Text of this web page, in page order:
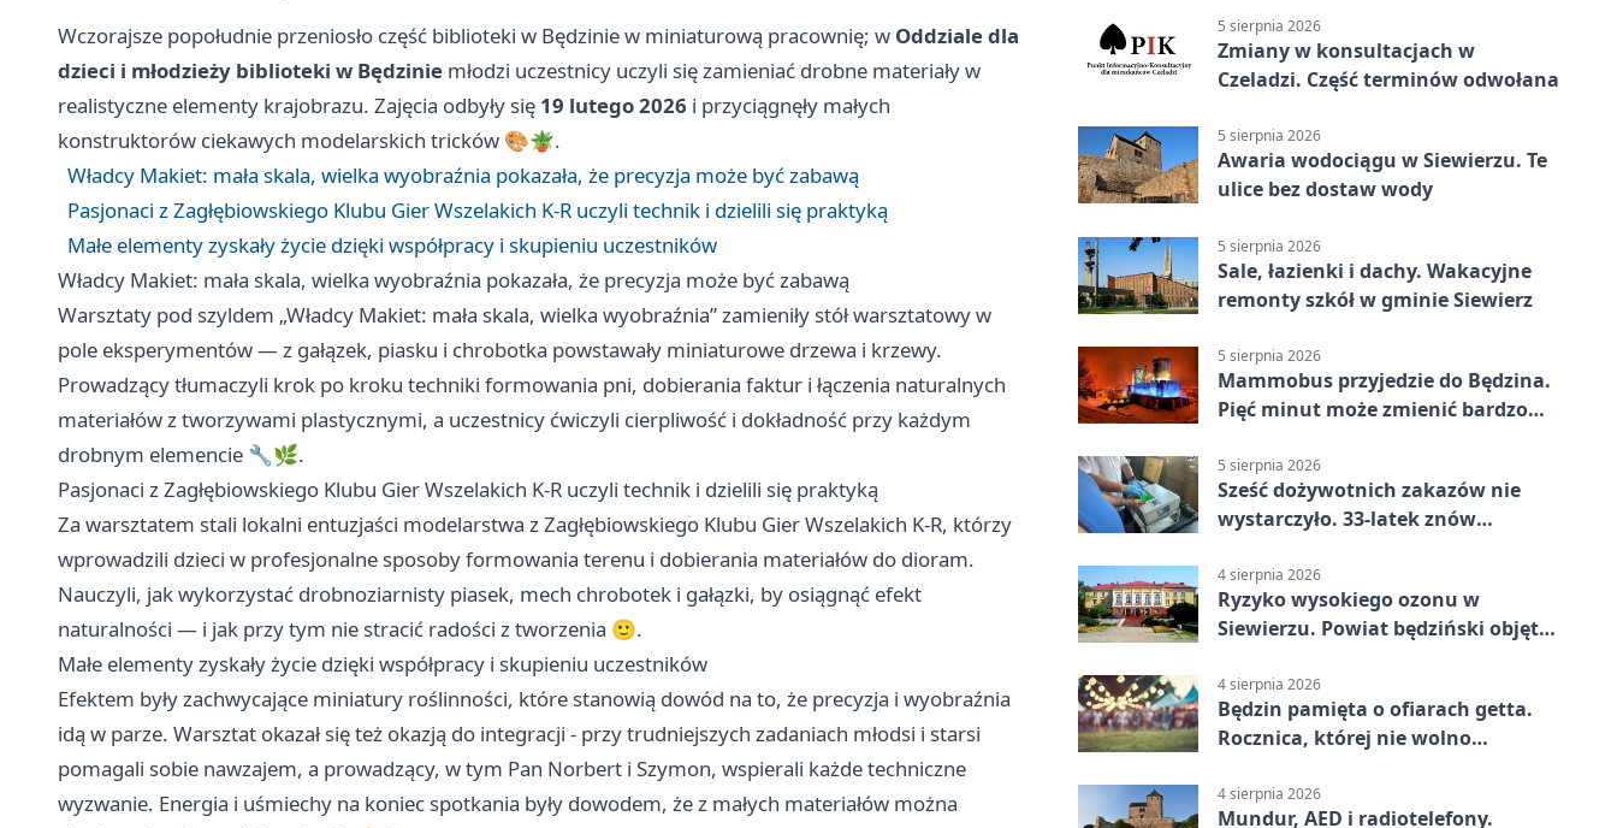
Wczorajsze popołudnie przeniosło część biblioteki w Będzinie w miniaturową pracownię; w Oddziale dla
dzieci i młodzieży biblioteki w Będzinie młodzi uczestnicy uczyli się zamieniać drobne materiały w
realistyczne elementy krajobrazu. Zajęcia odbyły się 19 lutego 2026 i przyciągnęły małych
konstruktorów ciekawych modelarskich tricków 🎨🪴.
Władcy Makiet: mała skala, wielka wyobraźnia pokazała, że precyzja może być zabawą
Pasjonaci z Zagłębiowskiego Klubu Gier Wszelakich K-R uczyli technik i dzielili się praktyką
Małe elementy zyskały życie dzięki współpracy i skupieniu uczestników
Władcy Makiet: mała skala, wielka wyobraźnia pokazała, że precyzja może być zabawą
Warsztaty pod szyldem „Władcy Makiet: mała skala, wielka wyobraźnia” zamieniły stół warsztatowy w
pole eksperymentów — z gałązek, piasku i chrobotka powstawały miniaturowe drzewa i krzewy.
Prowadzący tłumaczyli krok po kroku techniki formowania pni, dobierania faktur i łączenia naturalnych
materiałów z tworzywami plastycznymi, a uczestnicy ćwiczyli cierpliwość i dokładność przy każdym
drobnym elemencie 🔧🌿.
Pasjonaci z Zagłębiowskiego Klubu Gier Wszelakich K-R uczyli technik i dzielili się praktyką
Za warsztatem stali lokalni entuzjaści modelarstwa z Zagłębiowskiego Klubu Gier Wszelakich K-R, którzy
wprowadzili dzieci w profesjonalne sposoby formowania terenu i dobierania materiałów do dioram.
Nauczyli, jak wykorzystać drobnoziarnisty piasek, mech chrobotek i gałązki, by osiągnąć efekt
naturalności — i jak przy tym nie stracić radości z tworzenia 🙂.
Małe elementy zyskały życie dzięki współpracy i skupieniu uczestników
Efektem były zachwycające miniatury roślinności, które stanowią dowód na to, że precyzja i wyobraźnia
idą w parze. Warsztat okazał się też okazją do integracji - przy trudniejszych zadaniach młodsi i starsi
pomagali sobie nawzajem, a prowadzący, w tym Pan Norbert i Szymon, wspierali każde techniczne
wyzwanie. Energia i uśmiechy na koniec spotkania były dowodem, że z małych materiałów można
5 sierpnia 2026
Zmiany w konsultacjach w
Czeladzi. Część terminów odwołana
5 sierpnia 2026
Awaria wodociągu w Siewierzu. Te
ulice bez dostaw wody
5 sierpnia 2026
Sale, łazienki i dachy. Wakacyjne
remonty szkół w gminie Siewierz
5 sierpnia 2026
Mammobus przyjedzie do Będzina.
Pięć minut może zmienić bardzo
5 sierpnia 2026
Sześć dożywotnich zakazów nie
wystarczyło. 33-latek znów
4 sierpnia 2026
Ryzyko wysokiego ozonu w
Siewierzu. Powiat będziński objęty
4 sierpnia 2026
Będzin pamięta o ofiarach getta.
Rocznica, której nie wolno
4 sierpnia 2026
Mundur, AED i radiotelefony.